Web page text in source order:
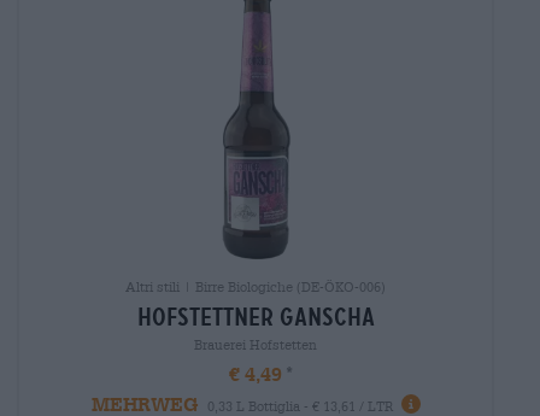
Altri stili | Birre Biologiche (DE-ÖKO-006)
hofstettner ganscha
Brauerei Hofstetten
€ 4,49
MEHRWEG
0,33 L Bottiglia - € 13,61 / LTR